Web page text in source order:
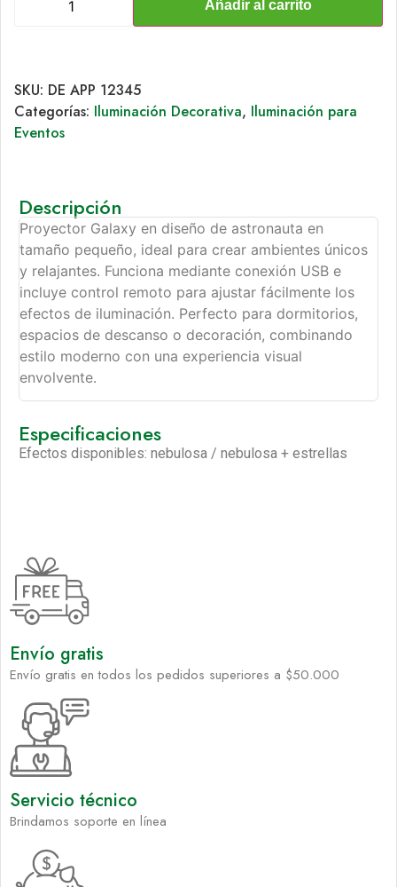
Añadir al carrito
SKU: DE APP 12345
Categorías: Iluminación Decorativa, Iluminación para
Eventos
Descripción
Proyector Galaxy en diseño de astronauta en
tamaño pequeño, ideal para crear ambientes únicos
y relajantes. Funciona mediante conexión USB e
incluye control remoto para ajustar fácilmente los
efectos de iluminación. Perfecto para dormitorios,
espacios de descanso o decoración, combinando
estilo moderno con una experiencia visual
envolvente.
Especificaciones
Efectos disponibles: nebulosa / nebulosa + estrellas
Envío gratis
Envío gratis en todos los pedidos superiores a $50.000
Servicio técnico
Brindamos soporte en línea